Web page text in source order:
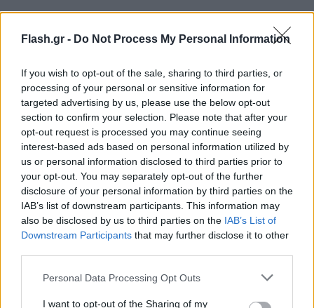
Flash.gr - Do Not Process My Personal Information
If you wish to opt-out of the sale, sharing to third parties, or
processing of your personal or sensitive information for
targeted advertising by us, please use the below opt-out
section to confirm your selection. Please note that after your
opt-out request is processed you may continue seeing
interest-based ads based on personal information utilized by
us or personal information disclosed to third parties prior to
your opt-out. You may separately opt-out of the further
disclosure of your personal information by third parties on the
IAB’s list of downstream participants. This information may
also be disclosed by us to third parties on the IAB’s List of
Downstream Participants that may further disclose it to other
Please note that this website/app uses one or more Google
not limited to your visit or usage behaviour. You may click to
Personal Data Processing Opt Outs
I want to opt-out of the Sharing of my